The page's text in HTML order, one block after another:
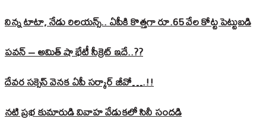
నిన్న టాటా, నేడు రిలయన్స్.. ఏపీకి కొత్తగా రూ.65 వేల కోట్ట పెట్టుబడి
పవన్‌ – అమిత్‌ షా భేటీ సీక్రెట్‌ ఇదే..??
దేవర సక్సెస్‌ వెనక ఏపీ సర్కార్‌ జీవో….!!
నటి ప్రభ కుమారుడి వివాహ వేడుకలో సినీ సందడి